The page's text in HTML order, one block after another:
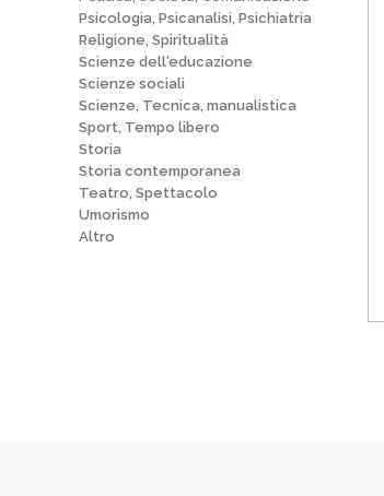
Psicologia, Psicanalisi, Psichiatria
Religione, Spiritualità
Scienze dell'educazione
Scienze sociali
Scienze, Tecnica, manualistica
Sport, Tempo libero
Storia
Storia contemporanea
Teatro, Spettacolo
Umorismo
Altro